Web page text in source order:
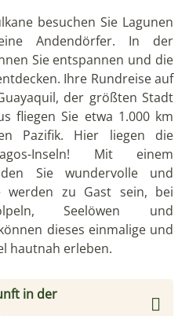
besuchen Sie Lagunen
Andendörfer. In der
Sie entspannen und die
Ihre Rundreise auf
der größten Stadt
fliegen Sie etwa 1.000 km
Pazifik. Hier liegen die
Inseln! Mit einem
Sie wundervolle und
werden zu Gast sein, bei
Seelöwen und
dieses einmalige und
hautnah erleben.
in der